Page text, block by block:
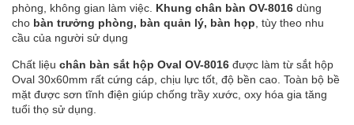
phòng, không gian làm việc. Khung chân bàn OV-8016 dùng
cho bàn trưởng phòng, bàn quản lý, bàn họp , tùy theo nhu
cầu của người sử dụng
Chất liệu chân bàn sắt hộp Oval OV-8016 được làm từ sắt hộp
Oval 30x60mm rất cứng cáp, chịu lực tốt, độ bền cao. Toàn bộ bề
mặt được sơn tĩnh điện giúp chống trầy xước, oxy hóa gia tăng
tuổi thọ sử dụng.